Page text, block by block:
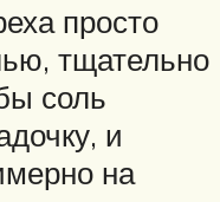
просто
тщательно
соль
и
на